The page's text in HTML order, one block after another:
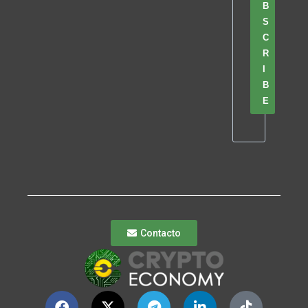
B
S
C
R
I
B
E
Contacto